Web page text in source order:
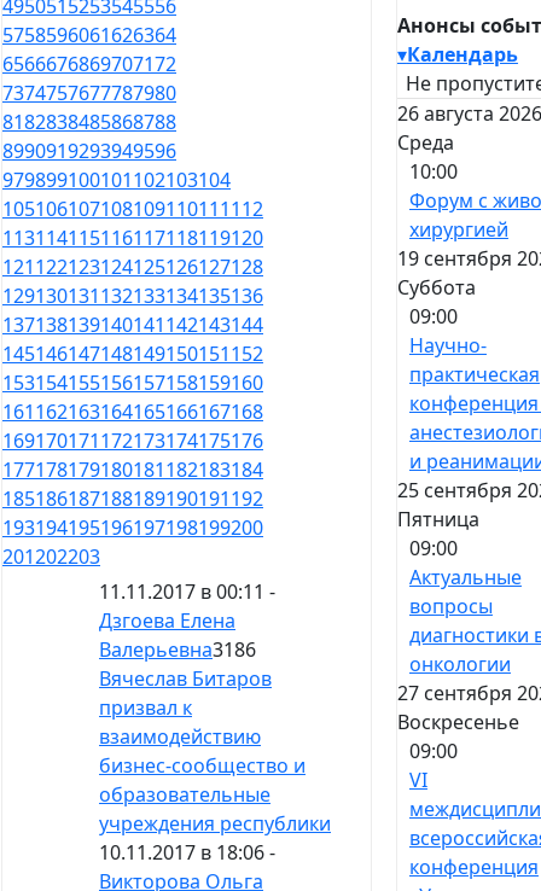
495051 5253545556
5758596061626364
6566676869707172
7374757677787980
8182838485868788
8990919293949596
979899100101102103104
105106107108109110111112
113114115116117118119120
121122123124125126127128
129130131132133134135136
137138139140141142143144
145146147148149150151152
153154155156157158159160
161162163164165166167168
169170171172173174175176
177178179180181182183184
185186187188189190191192
193194195196197198199200
201202203
11.11.2017 в 00:11 -
Дзгоева Елена
Валерьевна3186
Вячеслав Битаров
призвал к
взаимодействию
бизнес-сообщество и
образовательные
учреждения республики
10.11.2017 в 18:06 -
Викторова Ольга
Анонсы
▾Календарь
Не
26 августа
Среда
10:00
Форум с
хирургией
19 сентября
Суббота
09:00
Научно-
практическая
и
25 сентября
Пятница
09:00
Актуальные
вопросы
диагностики
онкологии
27 сентября
Воскресенье
09:00
VI
конференция